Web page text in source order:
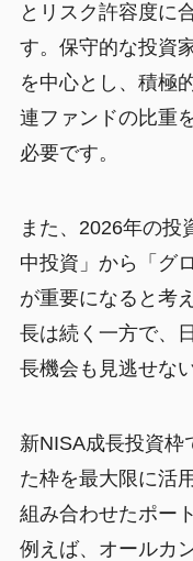
とリスク許容度に
す。保守的な投資
を中心とし、積極
連ファンドの比重
必要です。
また、2026年の投
中投資」から「グ
が重要になると考
長は続く一方で、
長機会も見逃せな
新NISA成長投資枠
た枠を最大限に活
組み合わせたポー
例えば、オールカ